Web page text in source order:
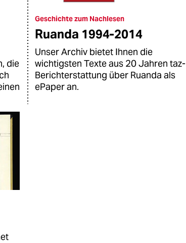
die
Geschichte zum Nachlesen
Ruanda 1994-2014
Unser Archiv bietet Ihnen die
wichtigsten Texte aus 20 Jahren taz-
Berichterstattung über Ruanda als
ePaper an.